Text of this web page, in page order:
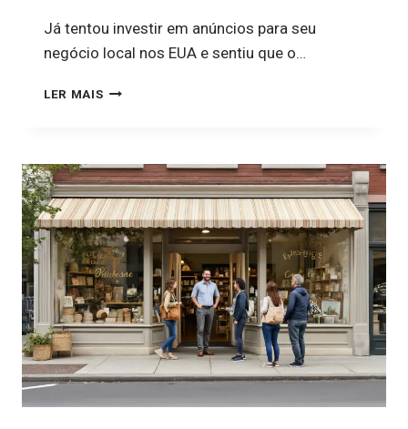
Já tentou investir em anúncios para seu
negócio local nos EUA e sentiu que o…
LER MAISCOMO
TRÁFEGO
PAGO
PARA
NEGÓCIOS
LOCAIS
NOS
EUA